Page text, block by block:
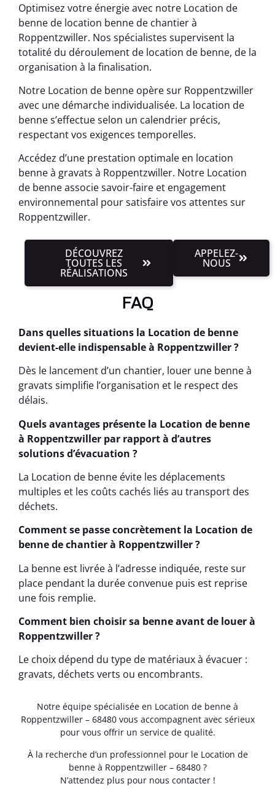
Optimisez votre énergie avec notre Location de
benne de location benne de chantier à
Roppentzwiller. Nos spécialistes supervisent la
totalité du déroulement de location de benne, de la
organisation à la finalisation.
Notre Location de benne opère sur Roppentzwiller
avec une démarche individualisée. La location de
benne s’effectue selon un calendrier précis,
respectant vos exigences temporelles.
Accédez d’une prestation optimale en location
benne à gravats à Roppentzwiller. Notre Location
de benne associe savoir-faire et engagement
environnemental pour satisfaire vos attentes sur
Roppentzwiller.
DÉCOUVREZ
TOUTES LES
RÉALISATIONS
APPELEZ-
NOUS
FAQ
Dans quelles situations la Location de benne
devient-elle indispensable à Roppentzwiller ?
Dès le lancement d’un chantier, louer une benne à
gravats simplifie l’organisation et le respect des
délais.
Quels avantages présente la Location de benne
à Roppentzwiller par rapport à d’autres
solutions d’évacuation ?
La Location de benne évite les déplacements
multiples et les coûts cachés liés au transport des
déchets.
Comment se passe concrètement la Location de
benne de chantier à Roppentzwiller ?
La benne est livrée à l’adresse indiquée, reste sur
place pendant la durée convenue puis est reprise
une fois remplie.
Comment bien choisir sa benne avant de louer à
Roppentzwiller ?
Le choix dépend du type de matériaux à évacuer :
gravats, déchets verts ou encombrants.
Notre équipe spécialisée en Location de benne à
Roppentzwiller – 68480 vous accompagnent avec sérieux
pour vous offrir un service de qualité.
À la recherche d’un professionnel pour le Location de
benne à Roppentzwiller – 68480 ?
N’attendez plus pour nous contacter !